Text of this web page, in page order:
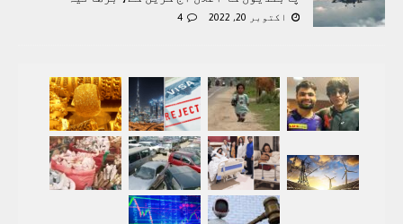
اکتوبر 20, 2022 4